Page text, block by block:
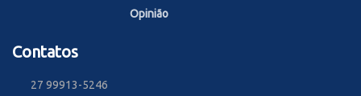
Opinião
Contatos
27 99913-5246